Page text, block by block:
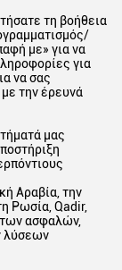
τη βοήθεια
με» για να
για
να σας
την έρευνά
μας
Αραβία, την
Ρωσία, Qadir,
ασφαλών,
λύσεων